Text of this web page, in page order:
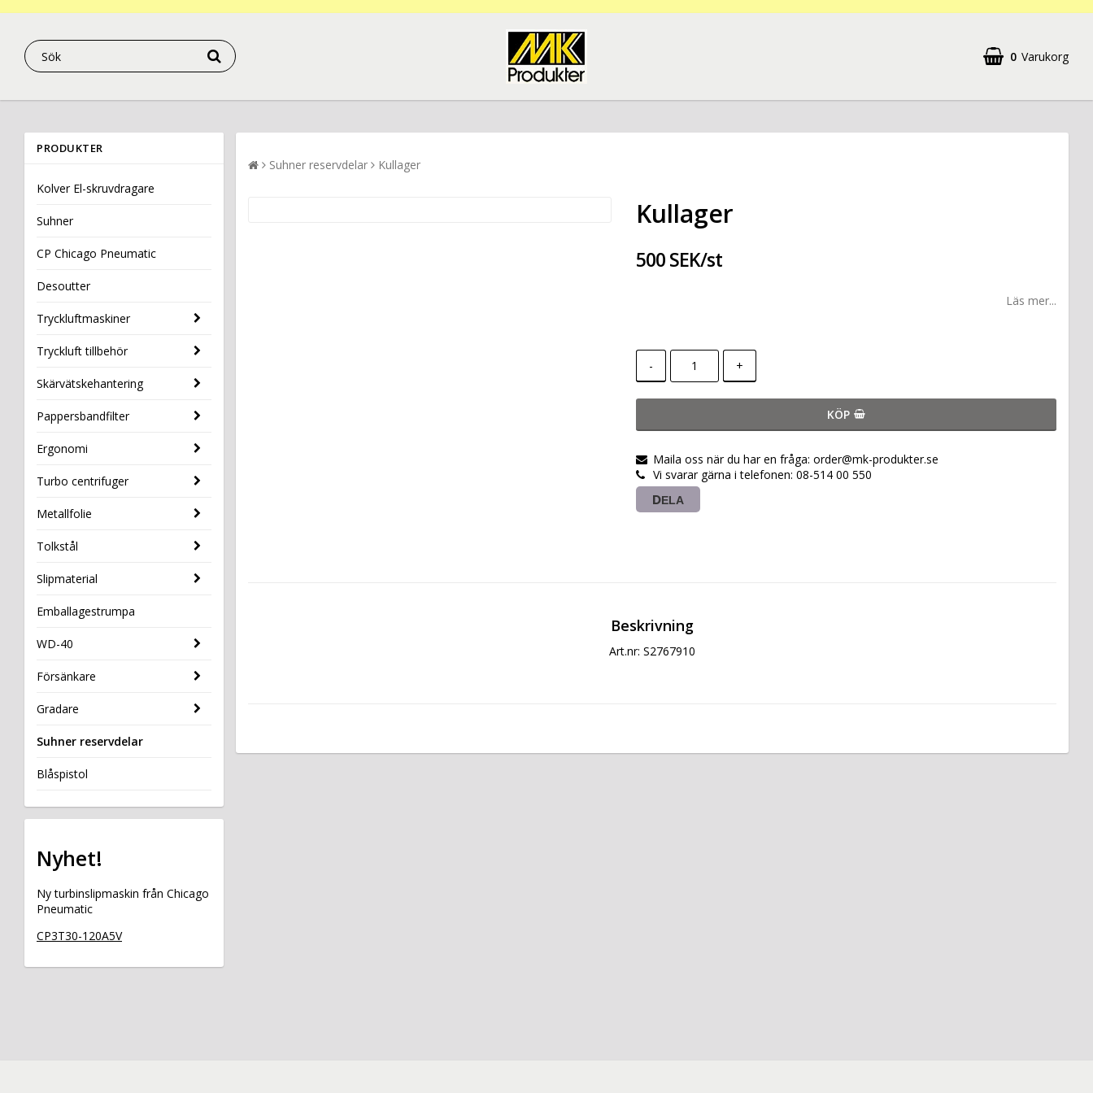
0 Varukorg
PRODUKTER
Kolver El-skruvdragare
Suhner
CP Chicago Pneumatic
Desoutter
Tryckluftmaskiner
Tryckluft tillbehör
Skärvätskehantering
Pappersbandfilter
Ergonomi
Turbo centrifuger
Metallfolie
Tolkstål
Slipmaterial
Emballagestrumpa
WD-40
Försänkare
Gradare
Suhner reservdelar
Blåspistol
Nyhet!
Ny turbinslipmaskin från Chicago
Pneumatic
CP3T30-120A5V
Suhner reservdelar Kullager
Kullager
500 SEK/st
Läs mer...
- +
KÖP
Maila oss när du har en fråga: order@mk-produkter.se
Vi svarar gärna i telefonen: 08-514 00 550
DELA
Beskrivning
Art.nr: S2767910